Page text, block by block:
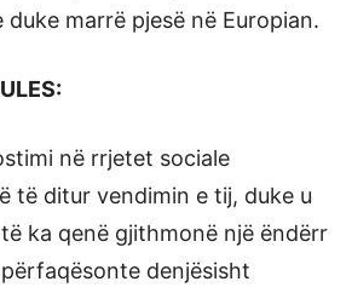
marrë pjesë në Europian.
në rrjetet sociale
të ditur vendimin e tij, duke u
ka qenë gjithmonë një ëndërr
denjësisht